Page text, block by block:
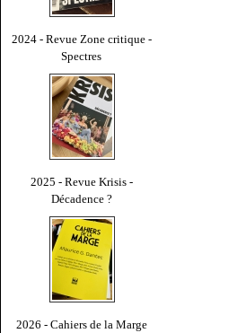
2024 - Revue Zone critique -
Spectres
2025 - Revue Krisis -
Décadence ?
2026 - Cahiers de la Marge